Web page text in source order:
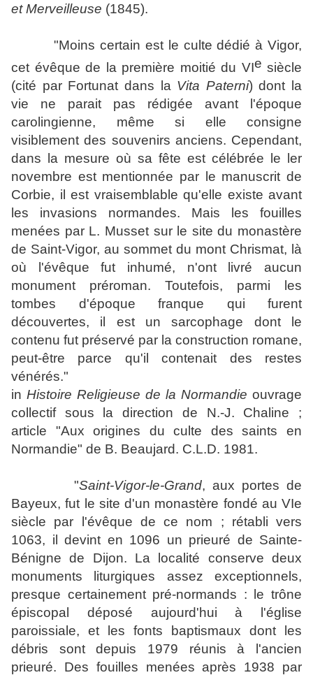
et Merveilleuse (1845).
"Moins certain est le culte dédié à Vigor,
cet évêque de la première moitié du VIe siècle
(cité par Fortunat dans la Vita Paterni) dont la
vie ne parait pas rédigée avant l'époque
carolingienne, même si elle consigne
visiblement des souvenirs anciens. Cependant,
dans la mesure où sa fête est célébrée le ler
novembre est mentionnée par le manuscrit de
Corbie, il est vraisemblable qu'elle existe avant
les invasions normandes. Mais les fouilles
menées par L. Musset sur le site du monastère
de Saint-Vigor, au sommet du mont Chrismat, là
où l'évêque fut inhumé, n'ont livré aucun
monument préroman. Toutefois, parmi les
tombes d'époque franque qui furent
découvertes, il est un sarcophage dont le
contenu fut préservé par la construction romane,
peut-être parce qu'il contenait des restes
vénérés."
in Histoire Religieuse de la Normandie ouvrage
collectif sous la direction de N.-J. Chaline ;
article "Aux origines du culte des saints en
Normandie" de B. Beaujard. C.L.D. 1981.
"Saint-Vigor-le-Grand, aux portes de
Bayeux, fut le site d'un monastère fondé au VIe
siècle par l'évêque de ce nom ; rétabli vers
1063, il devint en 1096 un prieuré de Sainte-
Bénigne de Dijon. La localité conserve deux
monuments liturgiques assez exceptionnels,
presque certainement pré-normands : le trône
épiscopal déposé aujourd'hui à l'église
paroissiale, et les fonts baptismaux dont les
débris sont depuis 1979 réunis à l'ancien
prieuré. Des fouilles menées après 1938 par